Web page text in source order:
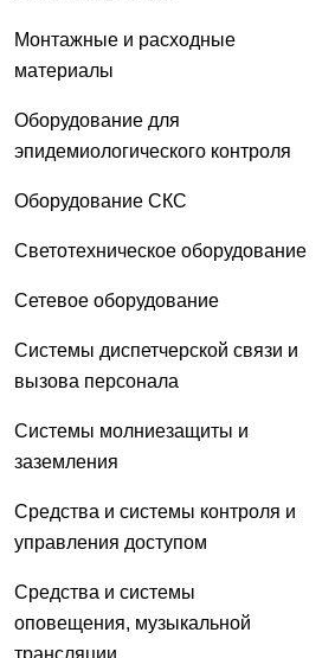
Монтажные и расходные
материалы
Оборудование для
эпидемиологического контроля
Оборудование СКС
Светотехническое оборудование
Сетевое оборудование
Системы диспетчерской связи и
вызова персонала
Системы молниезащиты и
заземления
Средства и системы контроля и
управления доступом
Средства и системы
оповещения, музыкальной
трансляции